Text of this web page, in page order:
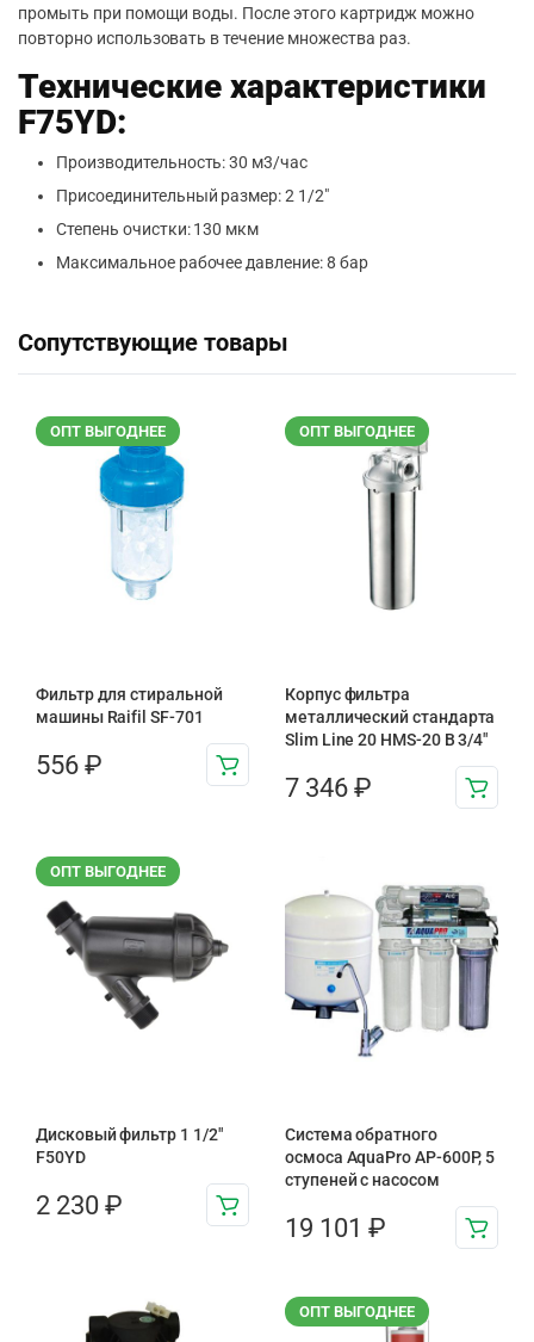
промыть при помощи воды. После этого картридж можно
повторно использовать в течение множества раз.
Технические характеристики
F75YD:
Производительность: 30 м3/час
Присоединительный размер: 2 1/2″
Степень очистки: 130 мкм
Максимальное рабочее давление: 8 бар
Сопутствующие товары
ОПТ ВЫГОДНЕЕ
Фильтр для стиральной
машины Raifil SF-701
556 ₽
ОПТ ВЫГОДНЕЕ
Корпус фильтра
металлический стандарта
Slim Line 20 HMS-20 B 3/4″
7 346 ₽
ОПТ ВЫГОДНЕЕ
Дисковый фильтр 1 1/2"
F50YD
2 230 ₽
Система обратного
осмоса AquaPro AP-600P, 5
ступеней с насосом
19 101 ₽
ОПТ ВЫГОДНЕЕ